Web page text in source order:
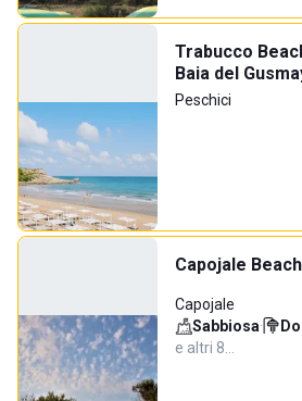
Trabucco
Baia del
Peschici
Capojale
Capojale
Sabbiosa·
e altri 8…